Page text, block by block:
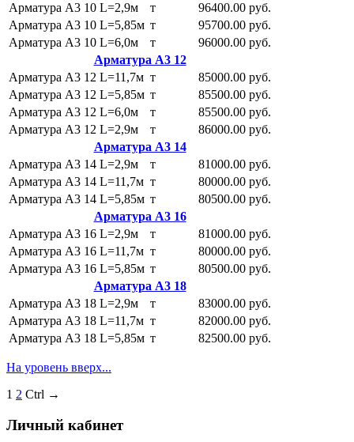
Арматура А3 10 L=2,9м
т
96400.00 руб.
Арматура А3 10 L=5,85м т
95700.00 руб.
Арматура А3 10 L=6,0м
т
96000.00 руб.
Арматура А3 12
Арматура А3 12 L=11,7м т
85000.00 руб.
Арматура А3 12 L=5,85м т
85500.00 руб.
Арматура А3 12 L=6,0м
т
85500.00 руб.
Арматура А3 12 L=2,9м
т
86000.00 руб.
Арматура А3 14
Арматура А3 14 L=2,9м
т
81000.00 руб.
Арматура А3 14 L=11,7м т
80000.00 руб.
Арматура А3 14 L=5,85м т
80500.00 руб.
Арматура А3 16
Арматура А3 16 L=2,9м
т
81000.00 руб.
Арматура А3 16 L=11,7м т
80000.00 руб.
Арматура А3 16 L=5,85м т
80500.00 руб.
Арматура А3 18
Арматура А3 18 L=2,9м
т
83000.00 руб.
Арматура А3 18 L=11,7м т
82000.00 руб.
Арматура А3 18 L=5,85м т 82500.00 руб.
На уровень вверх...
1 2 Ctrl →
Личный кабинет